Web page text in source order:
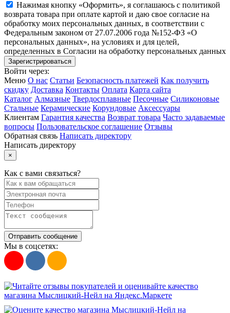
Нажимая кнопку «Оформить», я соглашаюсь с политикой
возврата товара при оплате картой и даю свое согласие на
обработку моих персональных данных, в соответствии с
Федеральным законом от 27.07.2006 года №152-ФЗ «О
персональных данных», на условиях и для целей,
определенных в Согласии на обработку персональных данных
Войти через:
Меню О нас Статьи Безопасность платежей Как получить
скидку Доставка Контакты Оплата Карта сайта
Каталог Алмазные Твердосплавные Песочные Силиконовые
Стальные Керамические Корундовые Аксессуары
Клиентам Гарантия качества Возврат товара Часто задаваемые
вопросы Пользовательское соглашение Отзывы
Обратная связь Написать директору
Написать директору
×
Как с вами связаться?
Отправить сообщение
Мы в соцсетях: